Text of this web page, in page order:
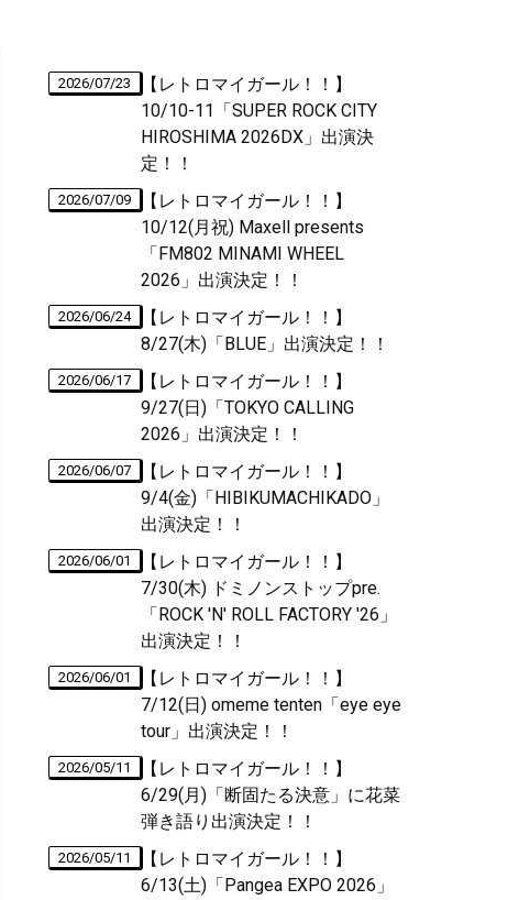
2026/07/23
【レトロマイガール！！】
10/10-11「SUPER ROCK CITY
HIROSHIMA 2026DX」出演決
定！！
2026/07/09
【レトロマイガール！！】
10/12(月祝) Maxell presents
「FM802 MINAMI WHEEL
2026」出演決定！！
2026/06/24
【レトロマイガール！！】
8/27(木)「BLUE」出演決定！！
2026/06/17
【レトロマイガール！！】
9/27(日)「TOKYO CALLING
2026」出演決定！！
2026/06/07
【レトロマイガール！！】
9/4(金)「HIBIKUMACHIKADO」
出演決定！！
2026/06/01
【レトロマイガール！！】
7/30(木) ドミノンストップpre.
「ROCK 'N' ROLL FACTORY '26」
出演決定！！
2026/06/01
【レトロマイガール！！】
7/12(日) omeme tenten「eye eye
tour」出演決定！！
2026/05/11
【レトロマイガール！！】
6/29(月)「断固たる決意」に花菜
弾き語り出演決定！！
2026/05/11
【レトロマイガール！！】
6/13(土)「Pangea EXPO 2026」